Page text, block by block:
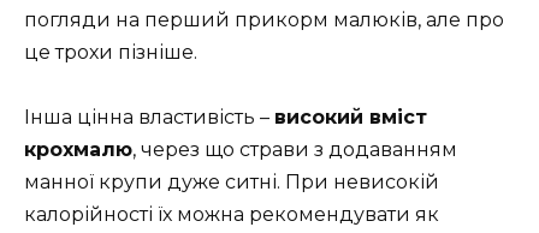
погляди на перший прикорм малюків, але про
це трохи пізніше.
Інша цінна властивість – високий вміст
крохмалю, через що страви з додаванням
манної крупи дуже ситні. При невисокій
калорійності їх можна рекомендувати як